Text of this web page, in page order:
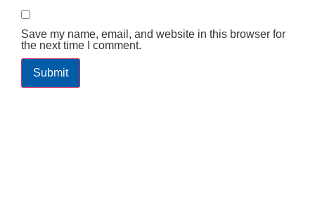
Save my name, email, and website in this browser for
the next time I comment.